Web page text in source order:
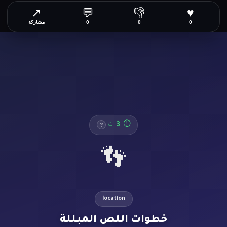
⏱
4 ث ?
👣
location
خطوات اللص المبللة
♥
0
👎
0
💬
0
↗
مشاركة